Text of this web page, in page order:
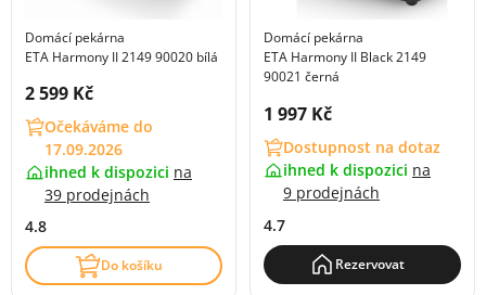
Domácí pekárna
ETA Harmony II 2149 90020 bílá
Cena s DPH:
2 599 Kč
Očekáváme do
17.09.2026
ihned k dispozici na
39 prodejnách
4.8
Do košíku
Domácí pekárna
ETA Harmony II Black 2149
90021 černá
Cena s DPH:
1 997 Kč
Dostupnost na dotaz
ihned k dispozici na
9 prodejnách
4.7
Rezervovat